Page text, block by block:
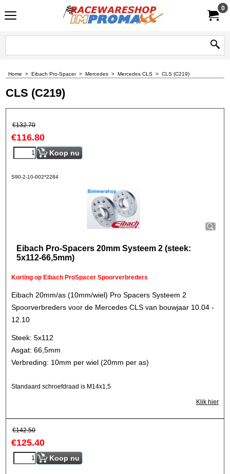
0
Home > Eibach Pro-Spacer> Mercedes > Mercedes CLS > CLS (C219)
CLS (C219)
€132.70
€116.80
Koop nu
S90-2-10-002*2284
Eibach Pro-Spacers 20mm Systeem 2 (steek:
5x112-66,5mm)
Korting op Eibach ProSpacer Spoorverbreders
Eibach 20mm/as (10mm/wiel) Pro Spacers Systeem 2
Spoorverbreders voor de Mercedes CLS van bouwjaar 10.04 -
12.10
Steek: 5x112
Asgat: 66,5mm
Verbreding: 10mm per wiel (20mm per as)
Standaard schroefdraad is M14x1,5
Klik hier
€142.50
€125.40
Koop nu